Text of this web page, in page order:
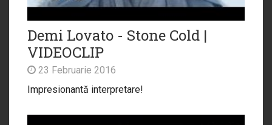
Demi Lovato - Stone Cold |
VIDEOCLIP
23 Februarie 2016
Impresionantă interpretare!